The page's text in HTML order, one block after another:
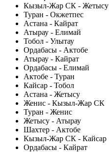
Кызыл-Жар СК - Жетысу
Туран - Окжетпес
Астана - Кайрат
Атырау - Елимай
Тобол - Улытау
Ордабасы - Актобе
Атырау - Кайрат
Ордабасы - Елимай
Актобе - Туран
Кайсар - Тобол
Астана - Жетысу
Женис - Кызыл-Жар СК
Туран - Женис
Жетысу - Атырау
Шахтер - Актобе
Кызыл-Жар СК - Кайсар
Ордабасы - Кайрат